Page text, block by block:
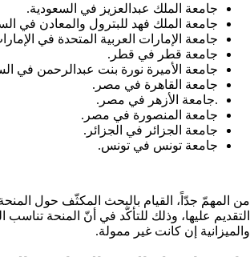
جامعة الملك عبدالعزيز في السعودية.
جامعة الملك فهد للبترول والمعادن في
جامعة الإمارات العربية المتحدة في
جامعة قطر في قطر.
جامعة الأميرة نورة بنت عبدالرحمن في
جامعة القاهرة في مصر.
.جامعة الأزهر في مصر.
جامعة المنصورة في مصر.
جامعة الجزائر في الجزائر.
جامعة تونس في تونس.
من المهمّ جدّاً، القيام بالبحث المكثّف حول المنحة
التقديم عليها، وذلك للتأكّد في أنّ المنحة تناسب
والميزانية إن كانت غير ممولة.